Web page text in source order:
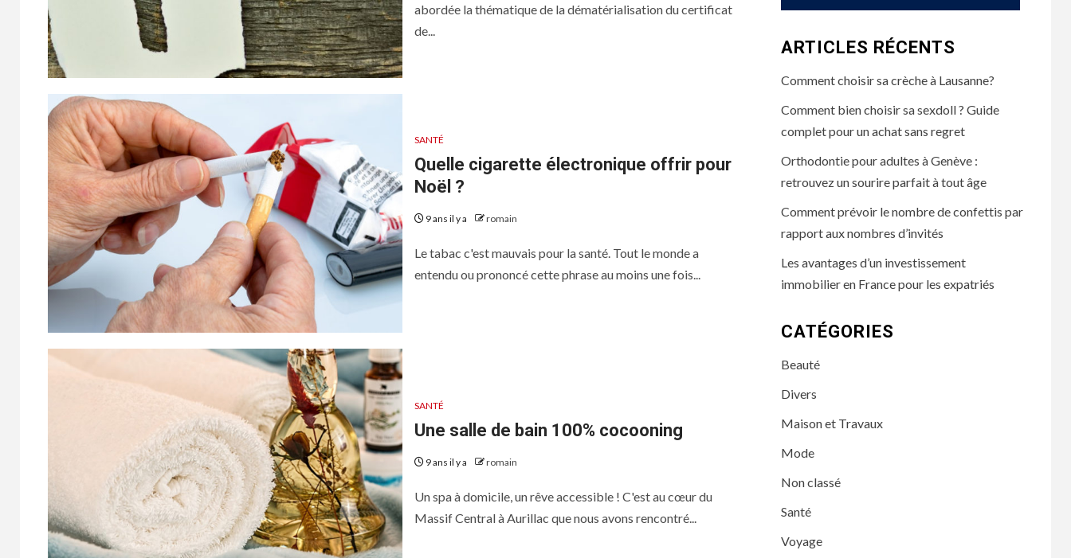
abordée la thématique de la dématérialisation du certificat
de...
SANTÉ
Quelle cigarette électronique offrir pour
Noël ?
9 ans il y a romain
Le tabac c'est mauvais pour la santé. Tout le monde a
entendu ou prononcé cette phrase au moins une fois...
SANTÉ
Une salle de bain 100% cocooning
9 ans il y a romain
Un spa à domicile, un rêve accessible ! C'est au cœur du
Massif Central à Aurillac que nous avons rencontré...
ARTICLES RÉCENTS
Comment choisir sa crèche à Lausanne?
Comment bien choisir sa sexdoll ? Guide
complet pour un achat sans regret
Orthodontie pour adultes à Genève :
retrouvez un sourire parfait à tout âge
Comment prévoir le nombre de confettis par
rapport aux nombres d’invités
Les avantages d’un investissement
immobilier en France pour les expatriés
CATÉGORIES
Beauté
Divers
Maison et Travaux
Mode
Non classé
Santé
Voyage